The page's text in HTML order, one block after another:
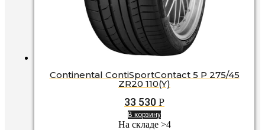
Continental ContiSportContact 5 P 275/45
ZR20 110(Y)
33 530 Р
В корзину
На складе >4